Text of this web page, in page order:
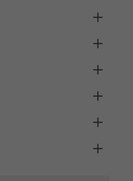
下60cm以下)
61cm～69cm)
下70cm以上)
2026盛夏号掲載商